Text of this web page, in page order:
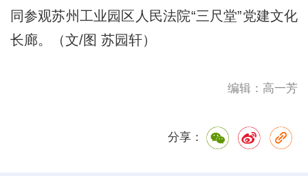
同参观苏州工业园区人民法院“三尺堂”党建文化
长廊。（文/图 苏园轩）
编辑：高一芳
分享：